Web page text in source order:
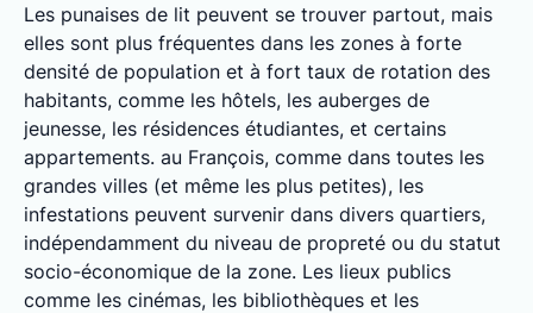
Les punaises de lit peuvent se trouver partout, mais
elles sont plus fréquentes dans les zones à forte
densité de population et à fort taux de rotation des
habitants, comme les hôtels, les auberges de
jeunesse, les résidences étudiantes, et certains
appartements. au François, comme dans toutes les
grandes villes (et même les plus petites), les
infestations peuvent survenir dans divers quartiers,
indépendamment du niveau de propreté ou du statut
socio-économique de la zone. Les lieux publics
comme les cinémas, les bibliothèques et les